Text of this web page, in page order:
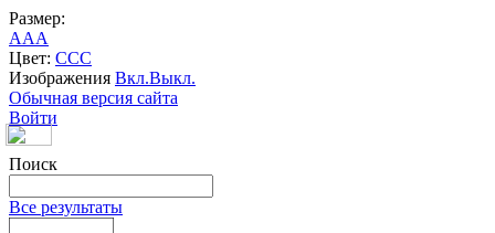
Размер:
AAA
Цвет: CCC
Изображения Вкл.Выкл.
Обычная версия сайта
Войти
Поиск
Все результаты